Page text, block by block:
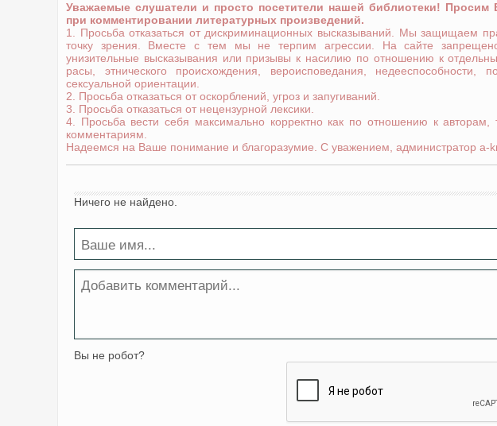
Уважаемые слушатели и просто посетители нашей библиотеки! Просим
при комментировании литературных произведений.
1. Просьба отказаться от дискриминационных высказываний. Мы защищаем
точку зрения. Вместе с тем мы не терпим агрессии. На сайте
унизительные высказывания или призывы к насилию по отношению к
расы, этнического происхождения, вероисповедания, недееспособности,
сексуальной ориентации.
2. Просьба отказаться от оскорблений, угроз и запугиваний.
3. Просьба отказаться от нецензурной лексики.
4. Просьба вести себя максимально корректно как по отношению к
комментариям.
Надеемся на Ваше понимание и благоразумие. С уважением, администратор a-
Ничего не найдено.
Вы не робот?